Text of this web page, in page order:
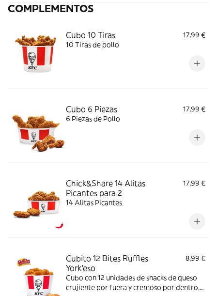
COMPLEMENTOS
Cubo 10 Tiras
17,99 €
10 Tiras de pollo
Cubo 6 Piezas
17,99 €
6 Piezas de Pollo
Chick&Share 14 Alitas
Picantes para 2
17,99 €
14 Alitas Picantes
Cubito 12 Bites Ruffles
York'eso
8,99 €
Cubo con 12 unidades de snacks de queso
crujiente por fuera y cremoso por dentro,